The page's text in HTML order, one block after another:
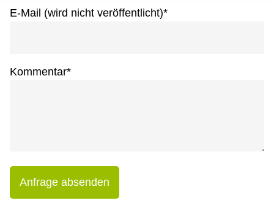
E-Mail (wird nicht veröffentlicht)*
Kommentar*
Anfrage absenden